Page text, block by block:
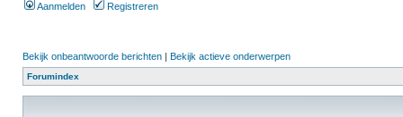
Aanmelden Registreren
Bekijk onbeantwoorde berichten | Bekijk actieve onderwerpen
Forumindex